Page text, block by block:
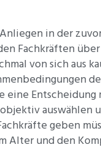
in der
Fachkräften
von sich aus
eine
auswählen
geben
Alter und den